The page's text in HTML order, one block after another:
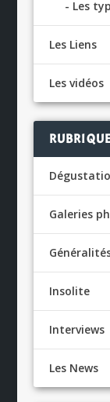
Les
Les Liens
Les vidéos
Galeries
Insolite
Interviews
Les News